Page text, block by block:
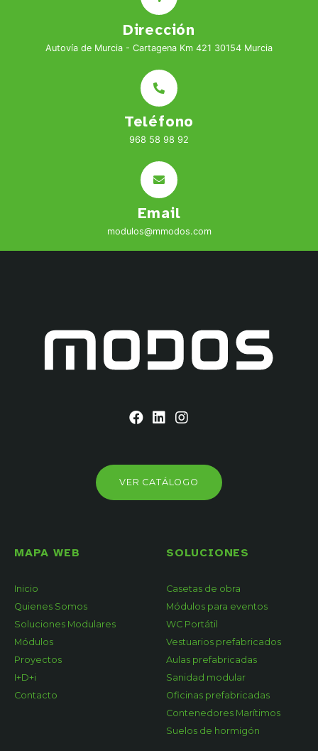
Dirección
Autovía de Murcia - Cartagena Km 421 30154 Murcia
Teléfono
968 58 98 92
Email
modulos@mmodos.com
VER CATÁLOGO
MAPA WEB
Inicio
Quienes Somos
Soluciones Modulares
Módulos
Proyectos
I+D+i
Contacto
SOLUCIONES
Casetas de obra
Módulos para eventos
WC Portátil
Vestuarios prefabricados
Aulas prefabricadas
Sanidad modular
Oficinas prefabricadas
Contenedores Marítimos
Suelos de hormigón